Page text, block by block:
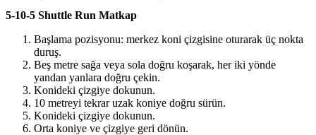
5-10-5 Shuttle Run Matkap
Başlama pozisyonu: merkez koni çizgisine oturarak üç nokta
duruş.
Beş metre sağa veya sola doğru koşarak, her iki yönde
yandan yanlara doğru çekin.
Konideki çizgiye dokunun.
10 metreyi tekrar uzak koniye doğru sürün.
Konideki çizgiye dokunun.
Orta koniye ve çizgiye geri dönün.